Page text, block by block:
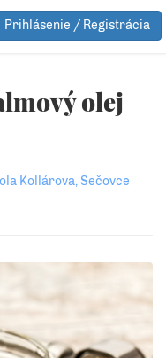
Prihlásenie / Registrácia
olej
Kollárova, Sečovce